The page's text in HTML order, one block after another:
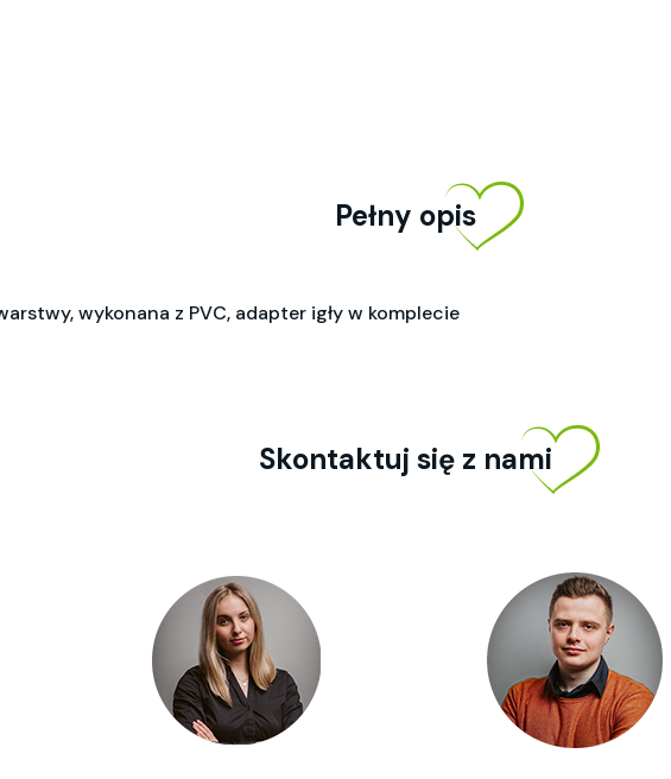
Pełny opis
wykonana z PVC, adapter igły w komplecie
Skontaktuj się z nami